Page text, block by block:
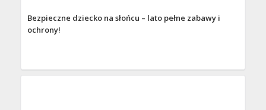
Bezpieczne dziecko na słońcu – lato pełne zabawy i
ochrony!